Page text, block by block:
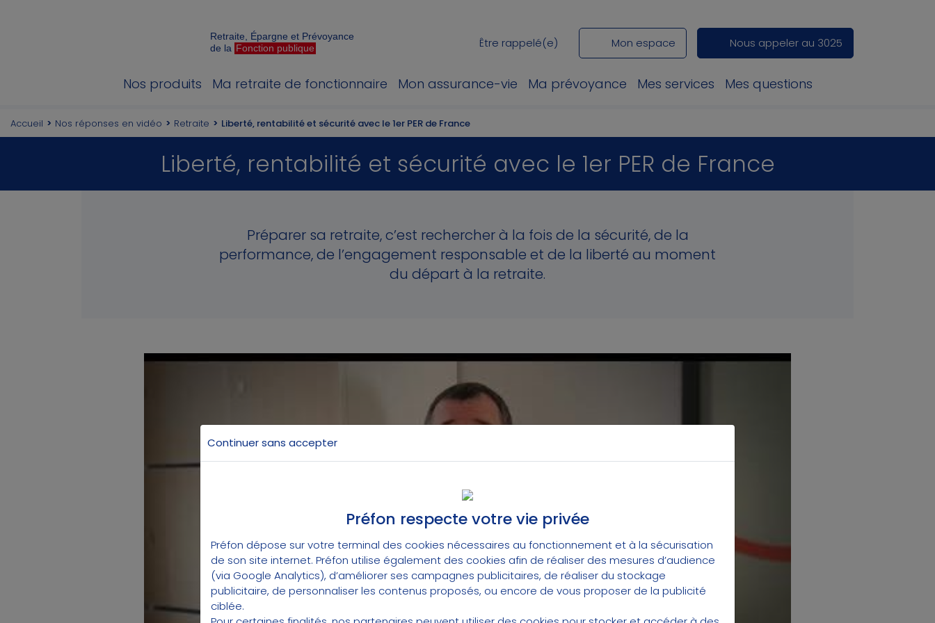
Être rappelé(e) Mon espace Nous appeler au 3025
Retraite, Épargne et Prévoyance
de la Fonction publique
Nos produits Ma retraite de fonctionnaire Mon assurance-vie Ma prévoyance Mes services Mes questions
Accueil Nos réponses en vidéo Retraite Liberté, rentabilité et sécurité avec le 1er PER de France
Liberté, rentabilité et sécurité avec le 1er PER de France
Préparer sa retraite, c’est rechercher à la fois de la sécurité, de la
performance, de l’engagement responsable et de la liberté au moment
du départ à la retraite.
Gérer les cookies pour autoriser les vidéos Youtube
Continuer sans accepter
Préfon respecte votre vie privée
Préfon dépose sur votre terminal des cookies nécessaires au fonctionnement et à la sécurisation
de son site internet. Préfon utilise également des cookies afin de réaliser des mesures d’audience
(via Google Analytics), d’améliorer ses campagnes publicitaires, de réaliser du stockage
publicitaire, de personnaliser les contenus proposés, ou encore de vous proposer de la publicité
ciblée.